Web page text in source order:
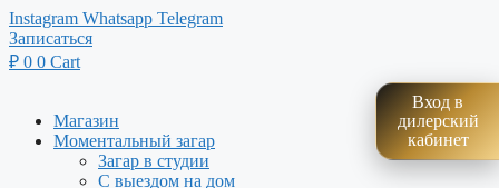
Вход в
дилерский
кабинет
Перейти
к
содержимому
Instagram Whatsapp Telegram
Записаться
₽ 0 0 Cart
Магазин
Моментальный загар
Загар в студии
С выездом на дом